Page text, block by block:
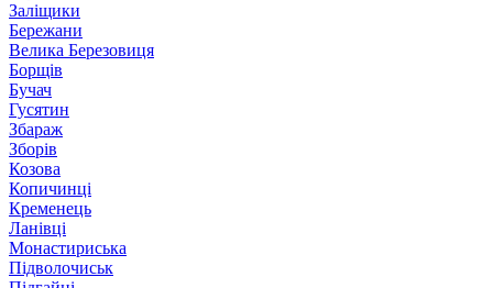
Заліщики
Бережани
Велика Березовиця
Борщів
Бучач
Гусятин
Збараж
Зборів
Козова
Копичинці
Кременець
Ланівці
Монастириська
Підволочиськ